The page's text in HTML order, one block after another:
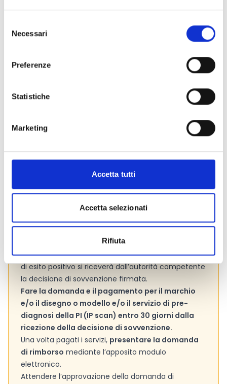
delNecessari
Preferenze
Statistiche
Marketing
Accetta tutti
Accetta selezionati
Rifiuta
Bando
ufficiale del bando per gli aggiornamenti e le
Consigli degli esperti
necessario procedere come segue:
Leggere attentamente
l’invito a presentare
sovvenzione, in particolare le condizioni generali, e
checklistper accertarsi di avere tutti i
Inviare il modulo di domanda onlinecon la
documentazione richiesta e attendere un riscontro
circa l’ammissibilità della propria domanda. In caso
di esito positivo si riceverà dall’autorità competente
la decisione di sovvenzione firmata.
Fare la domanda e il pagamento per il marchio
e/o il disegno o modello e/o il servizio di pre-
diagnosi della PI (IP scan) entro 30 giorni dalla
ricezione della decisione di sovvenzione.
Una volta pagati i servizi, presentare la domanda
di rimborso mediante l’apposito modulo
elettronico.
Attendere l’approvazione della domanda di